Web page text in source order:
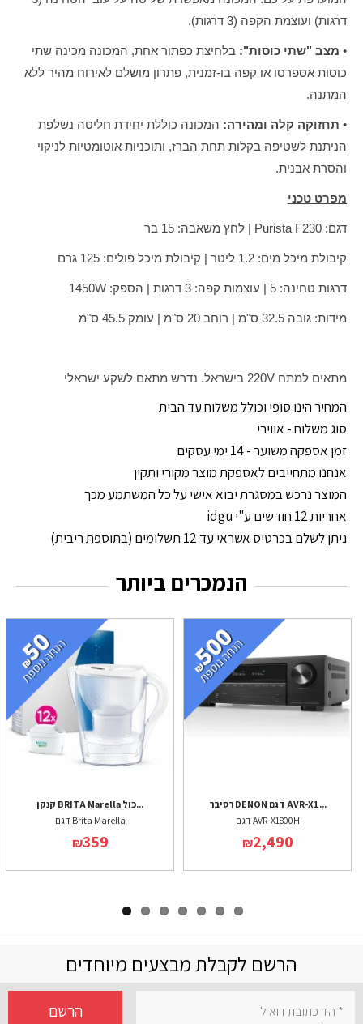
דרגות) ועוצמת הקפה (3 דרגות).
• מצב "שתי כוסות": בלחיצת כפתור אחת, המכונה מכינה שתי
כוסות אספרסו או קפה בו-זמנית, פתרון מושלם לאירוח מהיר ללא
המתנה.
• תחזוקה קלה ומהירה: המכונה כוללת יחידת חליטה נשלפת
הניתנת לשטיפה בקלות תחת הברז, ותוכניות אוטומטיות לניקוי
והסרת אבנית.
מפרט טכני
דגם: Purista F230 | לחץ משאבה: 15 בר
קיבולת מיכל מים: 1.2 ליטר | קיבולת מיכל פולים: 125 גרם
דרגות טחינה: 5 | עוצמות קפה: 3 דרגות | הספק: 1450W
מידות: גובה 32.5 ס"מ | רוחב 20 ס"מ | עומק 45.5 ס"מ
מתאים למתח 220V בישראל. נדרש מתאם לשקע ישראלי
המחיר הינו סופי וכולל משלוח עד הבית
סוג משלוח - אווירי
זמן אספקה משוער - 14 ימי עסקים
אנחנו מתחייבים לאספקת מוצר מקורי ותקין
המוצר נרכש במסגרת יבוא אישי על כל המשתמע מכך
אחריות 12 חודשים ע"י idgu
ניתן לשלם בכרטיס אשראי עד 12 תשלומים (בתוספת ריבית)
הנמכרים ביותר
קנקן BRITA Marella כול...
דגם Brita Marella
₪359
רסיבר DENON דגם AVR-X1...
דגם AVR-X1800H
₪2,490
הרשם לקבלת מבצעים מיוחדים
הרשם